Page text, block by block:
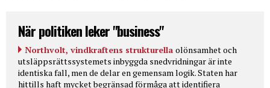
När politiken leker "business"
Northvolt, vindkraftens strukturella olönsamhet och
utsläppsrättssystemets inbyggda snedvridningar är inte
identiska fall, men de delar en gemensam logik. Staten har
hittills haft mycket begränsad förmåga att identifiera